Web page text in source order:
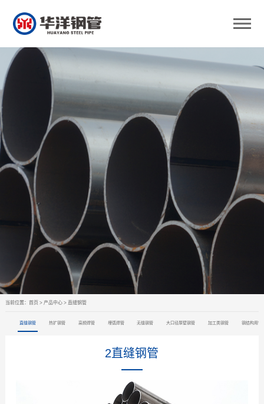
当前位置： 首页 > 产品中心> 直缝钢管
直缝钢管 热扩钢管 高频焊管 埋弧焊管 无缝钢管 大口径厚壁钢管 加工类钢管 钢结构用管
2直缝钢管